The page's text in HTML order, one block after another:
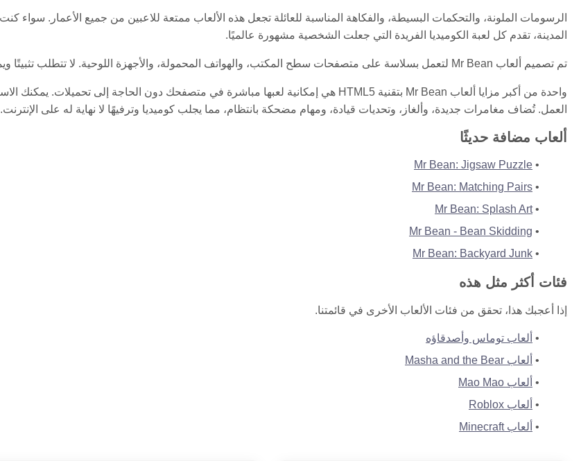
المدينة، تقدم كل لعبة الكوميديا الفريدة التي جعلت الشخصية مشهورة عالميًا.
تم تصميم ألعاب Mr Bean لتعمل بسلاسة على متصفحات سطح المكتب، والهواتف المحمولة، والأجهزة اللوحية. لا تتطلب تثبيتًا ويمكن لعبها فورًا مع تحكمات بسيطة وطريقة لعب سهلة الوصول.
العمل. تُضاف مغامرات جديدة، وألغاز، وتحديات قيادة، ومهام مضحكة بانتظام، مما يجلب كوميديا وترفيهًا لا نهاية له على الإنترنت.
ألعاب مضافة حديثًا
Mr Bean: Jigsaw Puzzle
Mr Bean: Matching Pairs
Mr Bean: Splash Art
Mr Bean - Bean Skidding
Mr Bean: Backyard Junk
فئات أكثر مثل هذه
إذا أعجبك هذا، تحقق من فئات الألعاب الأخرى في قائمتنا.
ألعاب توماس وأصدقاؤه
ألعاب Masha and the Bear
ألعاب Mao Mao
ألعاب Roblox
ألعاب Minecraft